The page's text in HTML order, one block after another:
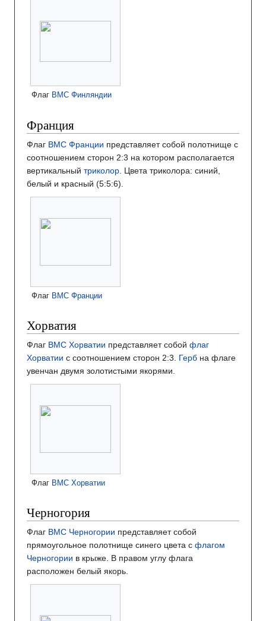
Флаг ВМС Финляндии
Франция
Флаг ВМС Франции представляет собой полотнище с
соотношением сторон 2:3 на котором располагается
вертикальный триколор . Цвета триколора: синий,
белый и красный (5:5:6).
Флаг ВМС Франции
Хорватия
Флаг ВМС Хорватии представляет собой флаг
Хорватии с соотношением сторон 2:3. Герб на флаге
увенчан двумя золотистыми якорями.
Флаг ВМС Хорватии
Черногория
Флаг ВМС Черногории представляет собой
прямоугольное полотнище синего цвета с флагом
Черногории в крыже. В правом углу флага
расположен белый якорь.